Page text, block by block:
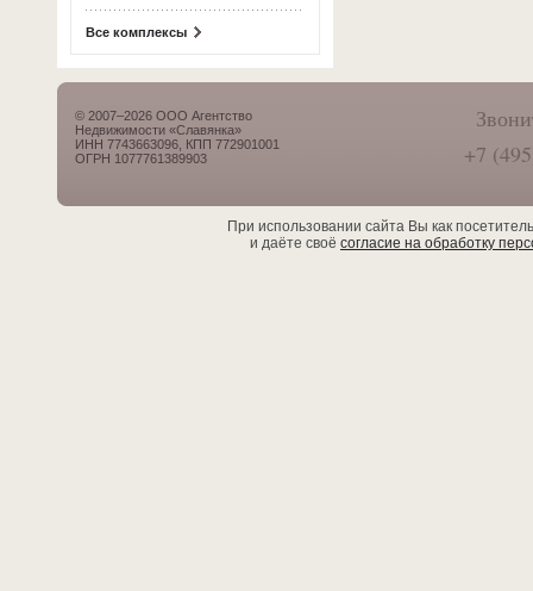
Все комплексы
© 2007–2026 ООО Агентство
Недвижимости «Славянка»
ИНН 7743663096, КПП 772901001
ОГРН 1077761389903
+7
При использовании сайта Вы как
и даёте своё согласие на обработку